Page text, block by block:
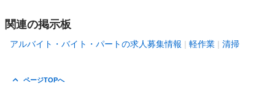
関連の掲示板
アルバイト・バイト・パートの求人募集情報 軽作業 清掃
ページTOPへ